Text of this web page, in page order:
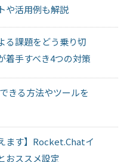
や活用例も解説
る課題をどう乗り切
着手すべき4つの対策
きる方法やツールを
ます】Rocket.Chatイ
おススメ設定